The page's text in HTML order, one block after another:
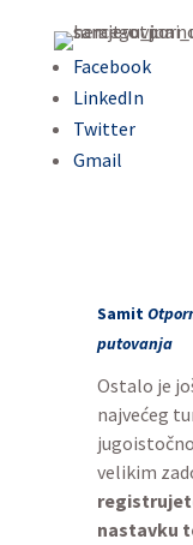
Facebook
LinkedIn
Twitter
Gmail
Samit
putovanja
Ostalo je
najvećeg
velikim
nastavku